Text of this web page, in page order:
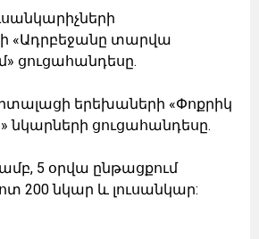
«Ադրբեջանը տարվա
ցուցահանդեսը.
երեխաների «Փոքրիկ
նկարների ցուցահանդեսը.
5 օրվա ընթացքում
200 նկար և լուսանկար: